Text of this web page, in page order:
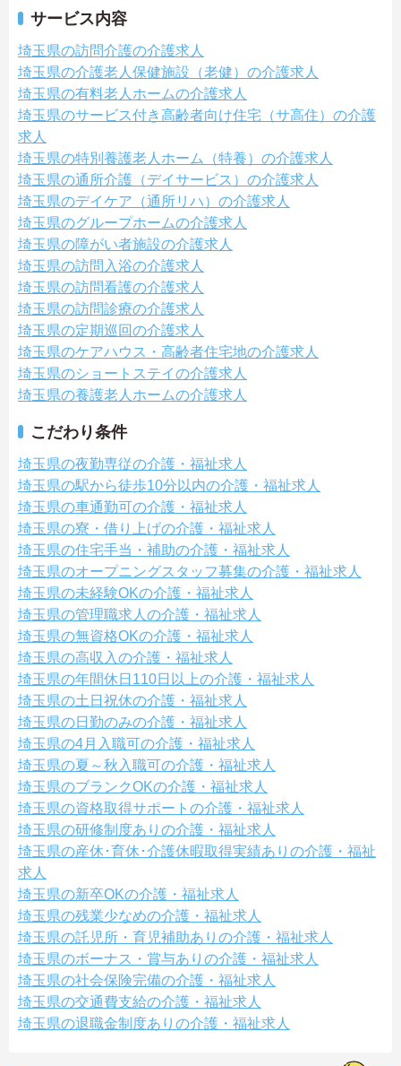
サービス内容
埼玉県の訪問介護の介護求人
埼玉県の介護老人保健施設（老健）の介護求人
埼玉県の有料老人ホームの介護求人
埼玉県のサービス付き高齢者向け住宅（サ高住）の介護
求人
埼玉県の特別養護老人ホーム（特養）の介護求人
埼玉県の通所介護（デイサービス）の介護求人
埼玉県のデイケア（通所リハ）の介護求人
埼玉県のグループホームの介護求人
埼玉県の障がい者施設の介護求人
埼玉県の訪問入浴の介護求人
埼玉県の訪問看護の介護求人
埼玉県の訪問診療の介護求人
埼玉県の定期巡回の介護求人
埼玉県のケアハウス・高齢者住宅地の介護求人
埼玉県のショートステイの介護求人
埼玉県の養護老人ホームの介護求人
こだわり条件
埼玉県の夜勤専従の介護・福祉求人
埼玉県の駅から徒歩10分以内の介護・福祉求人
埼玉県の車通勤可の介護・福祉求人
埼玉県の寮・借り上げの介護・福祉求人
埼玉県の住宅手当・補助の介護・福祉求人
埼玉県のオープニングスタッフ募集の介護・福祉求人
埼玉県の未経験OKの介護・福祉求人
埼玉県の管理職求人の介護・福祉求人
埼玉県の無資格OKの介護・福祉求人
埼玉県の高収入の介護・福祉求人
埼玉県の年間休日110日以上の介護・福祉求人
埼玉県の土日祝休の介護・福祉求人
埼玉県の日勤のみの介護・福祉求人
埼玉県の4月入職可の介護・福祉求人
埼玉県の夏～秋入職可の介護・福祉求人
埼玉県のブランクOKの介護・福祉求人
埼玉県の資格取得サポートの介護・福祉求人
埼玉県の研修制度ありの介護・福祉求人
埼玉県の産休･育休･介護休暇取得実績ありの介護・福祉
求人
埼玉県の新卒OKの介護・福祉求人
埼玉県の残業少なめの介護・福祉求人
埼玉県の託児所・育児補助ありの介護・福祉求人
埼玉県のボーナス・賞与ありの介護・福祉求人
埼玉県の社会保険完備の介護・福祉求人
埼玉県の交通費支給の介護・福祉求人
埼玉県の退職金制度ありの介護・福祉求人